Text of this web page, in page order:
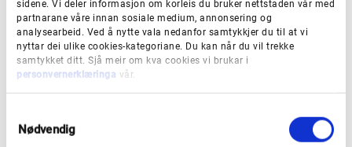
sidene. Vi deler informasjon om korleis du bruker nettstaden vår med
partnarane våre innan sosiale medium, annonsering og
analysearbeid. Ved å nytte vala nedanfor samtykkjer du til at vi
nyttar dei ulike cookies-kategoriane. Du kan når du vil trekke
samtykket ditt. Sjå meir om kva cookies vi brukar i
personvernerklæringa vår.
Nødvendig
kommune
(Framhald
i: Førde
historieskri
ft)
01-
10
1X
Hefte 1, 1983 - hefte 25,
2007
for Askvoll